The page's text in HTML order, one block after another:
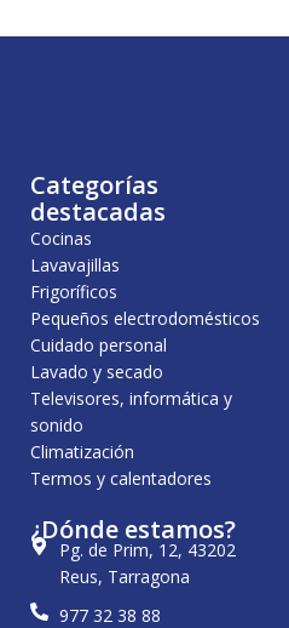
Categorías
destacadas
Cocinas
Lavavajillas
Frigoríficos
Pequeños electrodomésticos
Cuidado personal
Lavado y secado
Televisores, informática y
sonido
Climatización
Termos y calentadores
¿Dónde estamos?
Pg. de Prim, 12, 43202
Reus, Tarragona
977 32 38 88